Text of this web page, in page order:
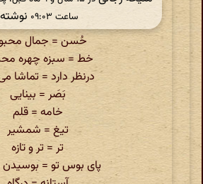
ساعت ۰۹:۰۳
حُسن = جمال
خط = سبزه چهره
درنظر دارد = تماشا
بَصَر = بینایی
خامه = قلم
تیغ = شمشیر
تر = تر و تازه
پای بوس تو = بوسیدن